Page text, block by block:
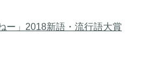
ー」2018新語・流行語大賞